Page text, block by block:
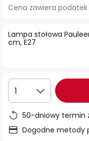
początek
Lampa stołowa
cm, E27
Cena zawiera podatek
1
50-dniowy termin
Dogodne metody